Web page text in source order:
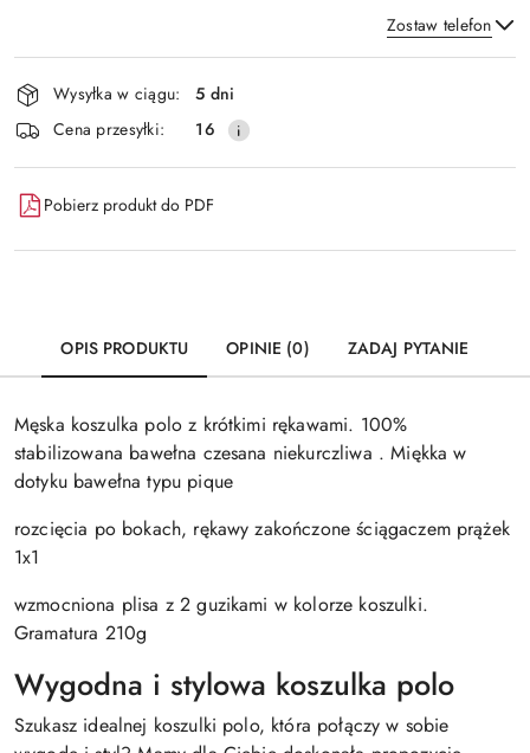
Zostaw telefon
Wyślij
Dostępność
i
dostawa
Wysyłka w ciągu:
5 dni
Cena przesyłki:
16
Pobierz produkt do PDF
OPIS PRODUKTU OPINIE (0) ZADAJ PYTANIE
Męska koszulka polo z krótkimi rękawami. 100%
stabilizowana bawełna czesana niekurczliwa . Miękka w
dotyku bawełna typu pique
rozcięcia po bokach, rękawy zakończone ściągaczem prążek
1x1
wzmocniona plisa z 2 guzikami w kolorze koszulki.
Gramatura 210g
Wygodna i stylowa koszulka polo
Szukasz idealnej koszulki polo, która połączy w sobie